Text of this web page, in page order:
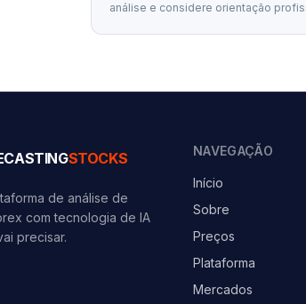
análise e considere orientação
STOCKS
de análise de
com tecnologia de IA
precisar.
NAVEGAÇÃO
Início
Sobre
Preços
Plataforma
Mercados